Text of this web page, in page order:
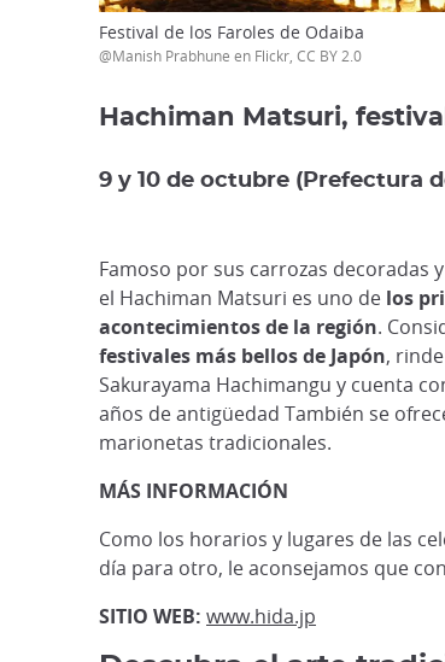
Festival de los Faroles de Odaiba
@Manish Prabhune en Flickr, CC BY 2.0
Hachiman Matsuri,
9 y 10 de octubre (Prefectura
Famoso por sus carrozas decoradas
el Hachiman Matsuri es uno de los
acontecimientos de la región.
festivales más bellos de Japón,
Sakurayama Hachimangu y cuenta
años de antigüedad También se
marionetas tradicionales.
MÁS INFORMACIÓN
Como los horarios y lugares de las
día para otro, le aconsejamos que
SITIO WEB: www.hida.jp